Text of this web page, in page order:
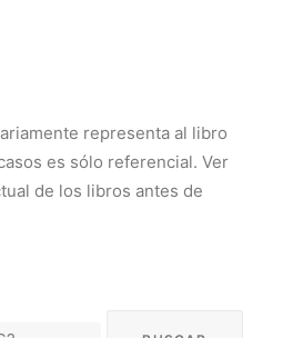
representa al libro
es sólo referencial. Ver
de los libros antes de